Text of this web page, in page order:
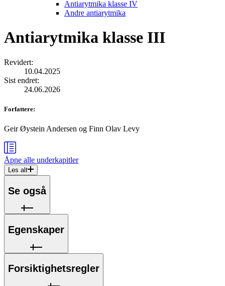
Antiarytmika klasse IV
Andre antiarytmika
Antiarytmika klasse III
Revidert:
10.04.2025
Sist endret:
24.06.2026
Forfattere:
Geir Øystein Andersen og Finn Olav Levy
Åpne alle underkapitler
Les alt
Se også
Egenskaper
Forsiktighetsregler